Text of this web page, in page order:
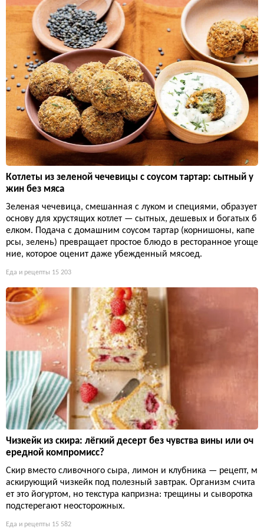
Котлеты из зеленой чечевицы с соусом тартар: сытный у
жин без мяса
Зеленая чечевица, смешанная с луком и специями, образует
основу для хрустящих котлет — сытных, дешевых и богатых б
елком. Подача с домашним соусом тартар (корнишоны, капе
рсы, зелень) превращает простое блюдо в ресторанное угоще
ние, которое оценит даже убежденный мясоед.
Еда и рецепты 15 203
Чизкейк из скира: лёгкий десерт без чувства вины или оч
ередной компромисс?
Скир вместо сливочного сыра, лимон и клубника — рецепт, м
аскирующий чизкейк под полезный завтрак. Организм счита
ет это йогуртом, но текстура капризна: трещины и сыворотка
подстерегают неосторожных.
Еда и рецепты 15 582